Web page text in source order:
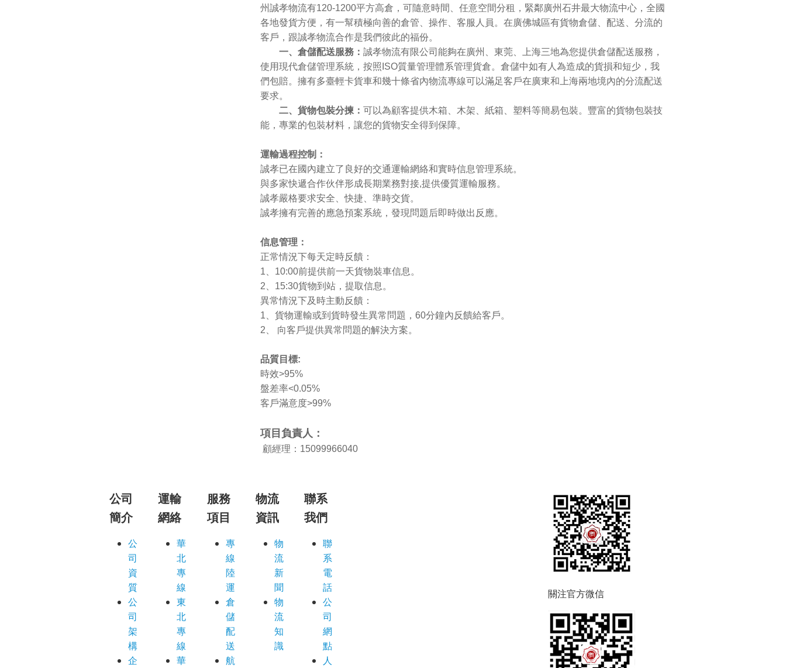
州誠孝物流有120-1200平方高倉，可隨意時間、任意空間分租，緊鄰廣州石井最大物流中心，全國
各地發貨方便，有一幫積極向善的倉管、操作、客服人員。在廣佛城區有貨物倉儲、配送、分流的
客戶，跟誠孝物流合作是我們彼此的福份。
一、倉儲配送服務： 誠孝物流有限公司能夠在廣州、東莞、上海三地為您提供倉儲配送服務，
使用現代倉儲管理系統，按照ISO質量管理體系管理貨倉。倉儲中如有人為造成的貨損和短少，我
們包賠。擁有多臺輕卡貨車和幾十條省內物流專線可以滿足客戶在廣東和上海兩地境內的分流配送
要求。
二、貨物包裝分揀： 可以為顧客提供木箱、木架、紙箱、塑料等簡易包裝。豐富的貨物包裝技
能，專業的包裝材料，讓您的貨物安全得到保障。
運輸過程控制：
誠孝已在國內建立了良好的交通運輸網絡和實時信息管理系統。
與多家快遞合作伙伴形成長期業務對接,提供優質運輸服務。
誠孝嚴格要求安全、快捷、準時交貨。
誠孝擁有完善的應急預案系統，發現問題后即時做出反應。
信息管理：
正常情況下每天定時反饋：
1、10:00前提供前一天貨物裝車信息。
2、15:30貨物到站，提取信息。
異常情況下及時主動反饋：
1、貨物運輸或到貨時發生異常問題，60分鐘內反饋給客戶。
2、 向客戶提供異常問題的解決方案。
品質目標:
時效>95%
盤差率<0.05%
客戶滿意度>99%
項目負責人：
顧經理：15099966040
公司
簡介
公
司
資
質
公
司
架
構
企
運輸
網絡
華
北
專
線
東
北
專
線
華
服務
項目
專
線
陸
運
倉
儲
配
送
航
物流
資訊
物
流
新
聞
物
流
知
識
聯系
我們
聯
系
電
話
公
司
網
點
人
關注官方微信